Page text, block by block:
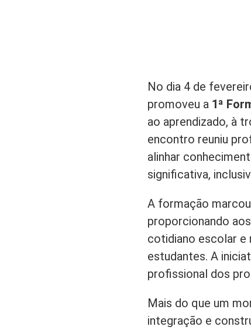
No dia 4 de
promoveu a 1ª
ao aprendizado, à
encontro reuniu
alinhar
significativa,
A formação
proporcionando
cotidiano escolar e
estudantes. A
profissional dos
Mais do que um
integração e